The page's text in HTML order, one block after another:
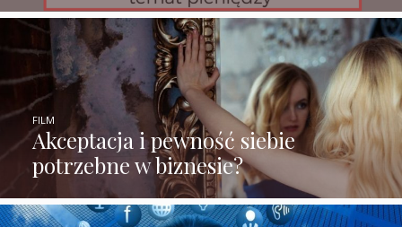
Akceptacja i pewność siebie
potrzebne w biznesie?
FILM